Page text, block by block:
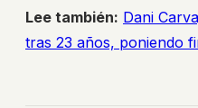
Lee también: Dani
tras 23 años, poniendo